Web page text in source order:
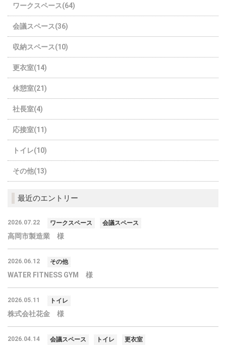
ワークスペース(64)
会議スペース(36)
収納スペース(10)
更衣室(14)
休憩室(21)
社長室(4)
応接室(11)
トイレ(10)
その他(13)
最近のエントリー
2026.07.22 ワークスペース 会議スペース
高岡市製造業 様
2026.06.12 その他
WATER FITNESS GYM 様
2026.05.11 トイレ
株式会社花金 様
2026.04.14 会議スペース トイレ 更衣室